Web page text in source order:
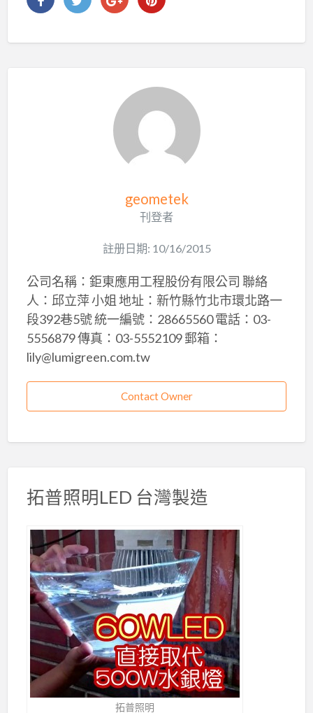
geometek
刊登者
註册日期: 10/16/2015
公司名稱：鉅東應用工程股份有限公司 聯絡
人：邱立萍 小姐 地址：新竹縣竹北市環北路一
段392巷5號 統一編號：28665560 電話：03-
5556879 傳真：03-5552109 郵箱：
lily@lumigreen.com.tw
Contact Owner
拓普照明LED 台灣製造
拓普照明